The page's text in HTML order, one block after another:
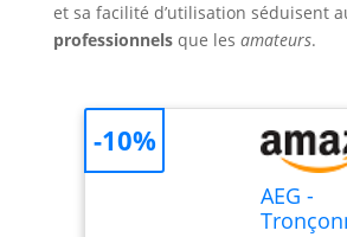
et sa facilité d’utilisation séduisent
professionnelsque les amateurs.
AEG -
-10%